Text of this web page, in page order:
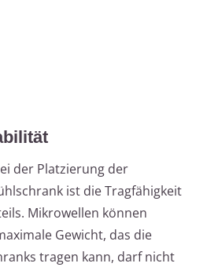
der Platzierung der
ist die Tragfähigkeit
Mikrowellen können
Gewicht, das die
tragen kann, darf nicht